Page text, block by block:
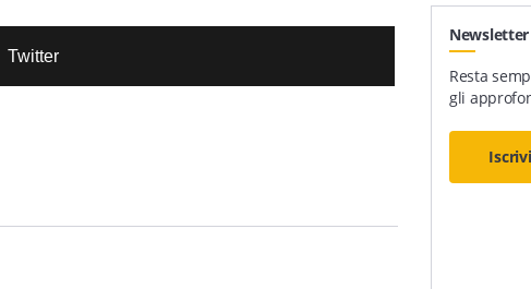
Twitter
Newsletter
Resta
gli